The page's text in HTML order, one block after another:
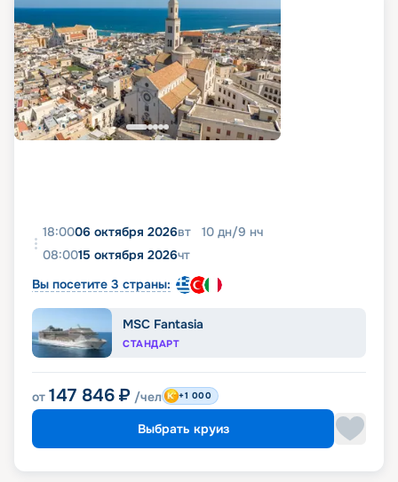
18:0006 октября 2026вт 10 дн/9 нч
08:0015 октября 2026чт
Вы посетите 3 страны:
MSC Fantasia
СТАНДАРТ
от 147 846 ₽ /чел +1 000
Выбрать круиз